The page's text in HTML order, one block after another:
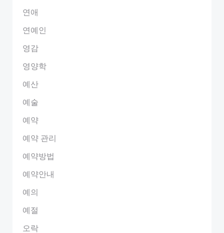
연애
연예인
영감
영양학
예산
예술
예약
예약 관리
예약방법
예약안내
예의
예절
오락